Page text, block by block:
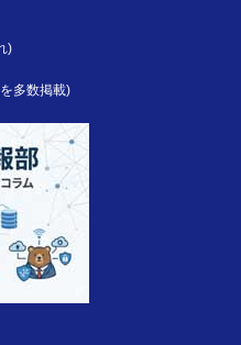
)
多数掲載)